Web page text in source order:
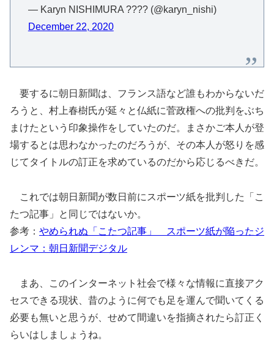
— Karyn NISHIMURA ???? (@karyn_nishi)
December 22, 2020
要するに朝日新聞は、フランス語など誰もわからないだ
ろうと、村上春樹氏が延々と仏紙に菅政権への批判をぶち
まけたという印象操作をしていたのだ。まさかご本人が登
場するとは思わなかったのだろうが、その本人が怒りを感
じてタイトルの訂正を求めているのだから応じるべきだ。
これでは朝日新聞が数日前にスポーツ紙を批判した「こ
たつ記事」と同じではないか。
参考： やめられぬ「こたつ記事」 スポーツ紙が陥ったジ
レンマ：朝日新聞デジタル
まあ、このインターネット社会で様々な情報に直接アク
セスできる現状、昔のように何でも足を運んで聞いてくる
必要も無いと思うが、せめて間違いを指摘されたら訂正く
らいはしましょうね。